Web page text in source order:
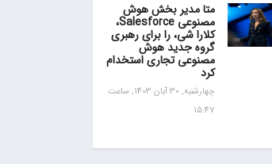
متا مدیر بخش هوش
مصنوعی Salesforce،
کلارا شی، را برای رهبری
گروه جدید هوش
مصنوعی تجاری استخدام
کرد
چهارشنبه, 30 آبان 1403, ساعت
15:47